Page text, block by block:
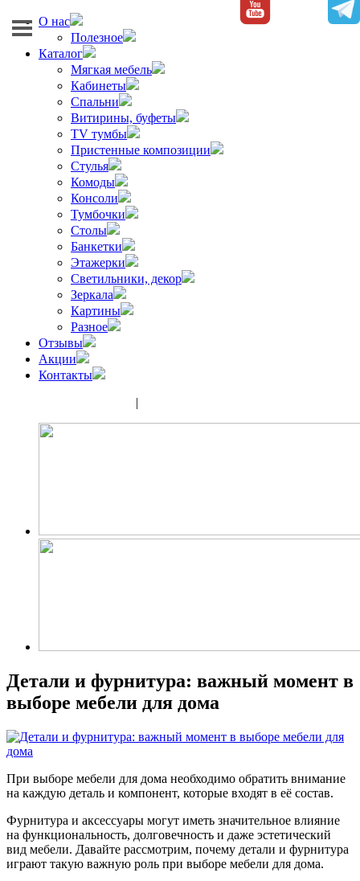
О нас
Полезное
Каталог
Мягкая мебель
Кабинеты
Спальни
Витирины, буфеты
TV тумбы
Пристенные композиции
Стулья
Комоды
Консоли
Тумбочки
Столы
Банкетки
Этажерки
Светильники, декор
Зеркала
Картины
Разное
Отзывы
Акции
Контакты
|
Детали и фурнитура: важный момент в
выборе мебели для дома
При выборе мебели для дома необходимо обратить внимание
на каждую деталь и компонент, которые входят в её состав.
Фурнитура и аксессуары могут иметь значительное влияние
на функциональность, долговечность и даже эстетический
вид мебели. Давайте рассмотрим, почему детали и фурнитура
играют такую важную роль при выборе мебели для дома.